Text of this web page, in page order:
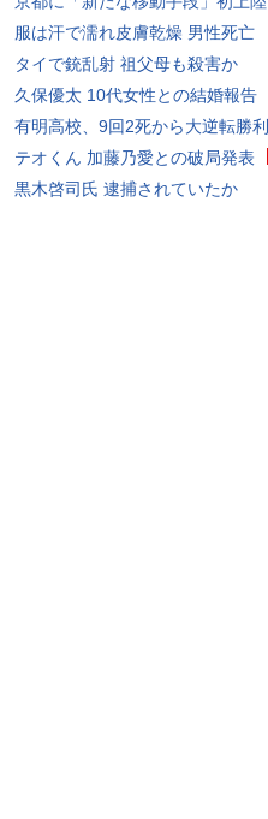
服は汗で濡れ皮膚乾燥 男性死亡
タイで銃乱射 祖父母も殺害か
久保優太 10代女性との結婚報告
有明高校、9回2死から大逆転勝利
テオくん 加藤乃愛との破局発表
黒木啓司氏 逮捕されていたか